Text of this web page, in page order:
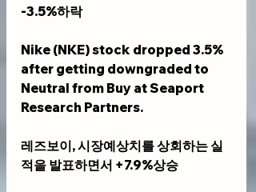
-3.5%하락
Nike (NKE) stock dropped 3.5%
after getting downgraded to
Neutral from Buy at Seaport
Research Partners.
레즈보이, 시장예상치를 상회하는 실
적을 발표하면서 +7.9%상승